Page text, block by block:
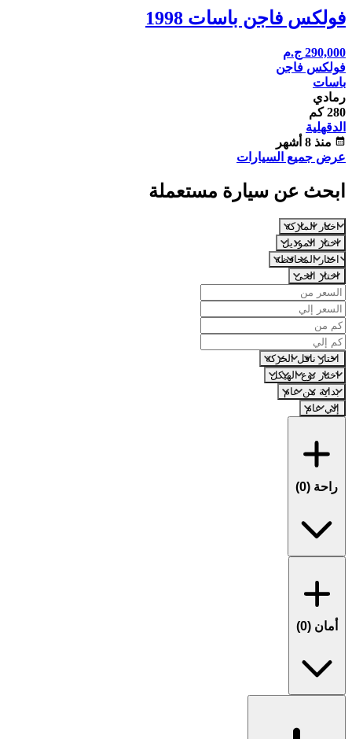
فولكس فاجن باسات 1998
290,000 ج.م
فولكس فاجن
باسات
رمادي
280 كم
الدقهلية
calendar_month منذ 8 أشهر
عرض جميع السيارات
ابحث عن سيارة مستعملة
اختار الماركة
اختار الموديل
اختار المحافظة
اختار الحى
اختار ناقل الحركة
اختار نوع الهيكل
بداية من عام
إلي عام
راحة (0
)
أمان (0
)